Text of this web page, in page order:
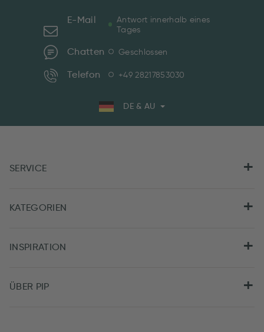
E-Mail
Antwort innerhalb eines
Tages
Chatten Geschlossen
Telefon +49 28217853030
DE & AU
SERVICE
KATEGORIEN
INSPIRATION
ÜBER PIP